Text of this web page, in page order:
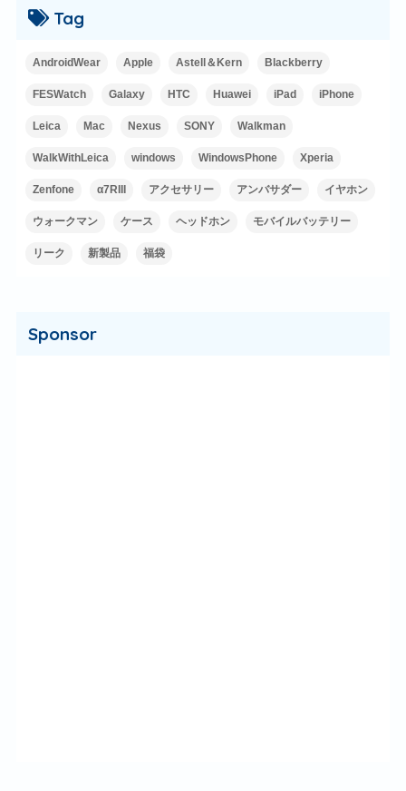
Tag
AndroidWear Apple Astell＆Kern Blackberry
FESWatch Galaxy HTC Huawei iPad iPhone
Leica Mac Nexus SONY Walkman
WalkWithLeica windows WindowsPhone Xperia
Zenfone α7RIII アクセサリー アンバサダー イヤホン
ウォークマン ケース ヘッドホン モバイルバッテリー
リーク 新製品 福袋
Sponsor